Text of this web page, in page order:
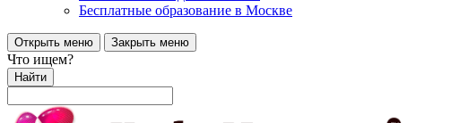
Бесплатные образование в Москве
Открыть меню Закрыть меню
Что ищем?
Найти